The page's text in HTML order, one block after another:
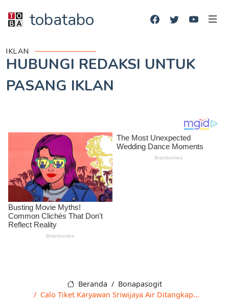
tobatabo
IKLAN
HUBUNGI REDAKSI UNTUK
PASANG IKLAN
Beranda
Bonapasogit
Calo Tiket Karyawan Sriwijaya Air Ditangkap...